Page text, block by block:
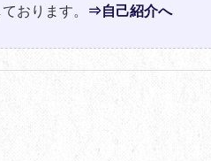
おります。
⇒自己紹介へ